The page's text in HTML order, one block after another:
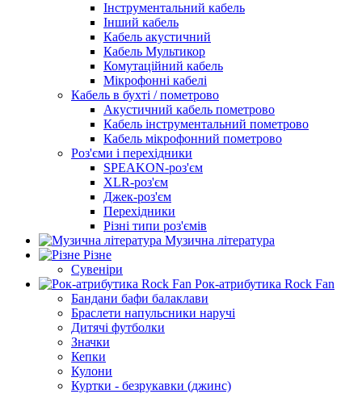
Інструментальний кабель
Інший кабель
Кабель акустичний
Кабель Мультикор
Комутаційний кабель
Мікрофонні кабелі
Кабель в бухті / пометрово
Акустичний кабель пометрово
Кабель інструментальний пометрово
Кабель мікрофонний пометрово
Роз'єми і перехідники
SPEAKON-роз'єм
XLR-роз'єм
Джек-роз'єм
Перехідники
Різні типи роз'ємів
Музична література
Різне
Сувеніри
Рок-атрибутика Rock Fan
Бандани бафи балаклави
Браслети напульсники наручі
Дитячі футболки
Значки
Кепки
Кулони
Куртки - безрукавки (джинс)